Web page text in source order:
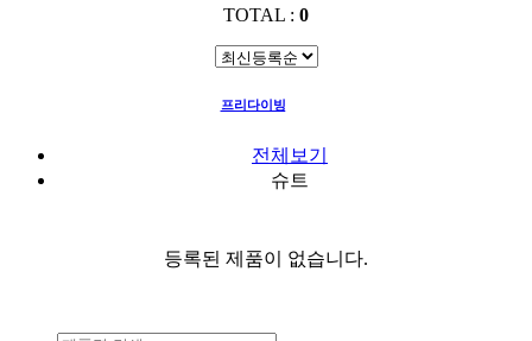
TOTAL : 0
프리다이빙
전체보기
슈트
등록된 제품이 없습니다.